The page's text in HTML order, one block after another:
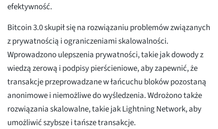
efektywność.
Bitcoin 3.0 skupił się na rozwiązaniu problemów związanych
z prywatnością i ograniczeniami skalowalności.
Wprowadzono ulepszenia prywatności, takie jak dowody z
wiedzą zerową i podpisy pierścieniowe, aby zapewnić, że
transakcje przeprowadzane w łańcuchu bloków pozostaną
anonimowe i niemożliwe do wyśledzenia. Wdrożono także
rozwiązania skalowalne, takie jak Lightning Network, aby
umożliwić szybsze i tańsze transakcje.